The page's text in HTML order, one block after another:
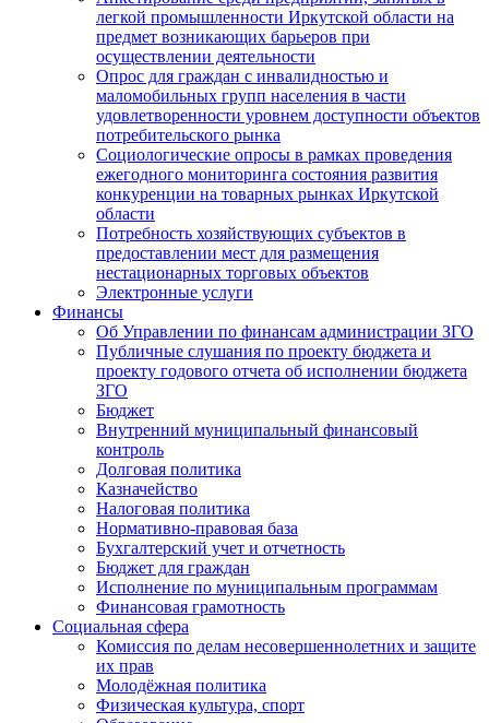
легкой промышленности Иркутской области на
предмет возникающих барьеров при
осуществлении деятельности
Опрос для граждан с инвалидностью и
маломобильных групп населения в части
удовлетворенности уровнем доступности объектов
потребительского рынка
Социологические опросы в рамках проведения
ежегодного мониторинга состояния развития
конкуренции на товарных рынках Иркутской
области
Потребность хозяйствующих субъектов в
предоставлении мест для размещения
нестационарных торговых объектов
Электронные услуги
Финансы
Об Управлении по финансам администрации ЗГО
Публичные слушания по проекту бюджета и
проекту годового отчета об исполнении бюджета
ЗГО
Бюджет
Внутренний муниципальный финансовый
контроль
Долговая политика
Казначейство
Налоговая политика
Нормативно-правовая база
Бухгалтерский учет и отчетность
Бюджет для граждан
Исполнение по муниципальным программам
Финансовая грамотность
Социальная сфера
Комиссия по делам несовершеннолетних и защите
их прав
Молодёжная политика
Физическая культура, спорт